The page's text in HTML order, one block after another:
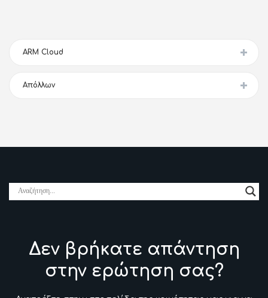
ARM Cloud
Απόλλων
Δεν βρήκατε απάντηση
στην ερώτηση σας?